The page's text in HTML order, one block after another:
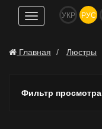
Показать
навигацию
УКР РУС
Главная Люстры
Фильтр просмотра